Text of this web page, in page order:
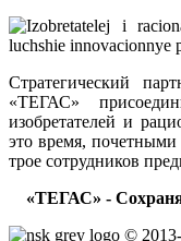
Стратегический
«ТЕГАС»
изобретателей и
это время,
трое сотрудников
«ТЕГАС» -
©